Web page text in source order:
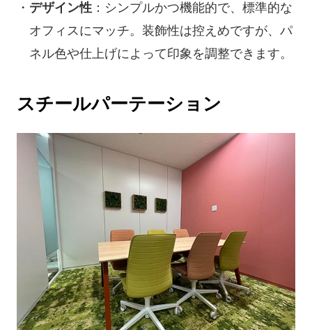
デザイン性：シンプルかつ機能的で、標準的な
オフィスにマッチ。装飾性は控えめですが、パ
ネル色や仕上げによって印象を調整できます。
スチールパーテーション